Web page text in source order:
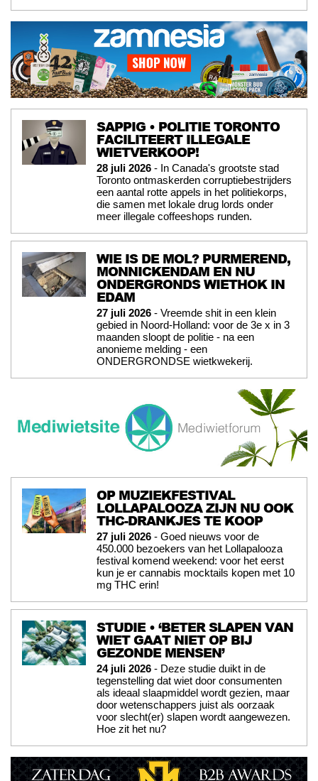
SAPPIG • POLITIE TORONTO
FACILITEERT ILLEGALE
WIETVERKOOP!
28 juli 2026 - In Canada's grootste stad
Toronto ontmaskerden corruptiebestrijders
een aantal rotte appels in het politiekorps,
die samen met lokale drug lords onder
meer illegale coffeeshops runden.
WIE IS DE MOL? PURMEREND,
MONNICKENDAM EN NU
ONDERGRONDS WIETHOK IN
EDAM
27 juli 2026 - Vreemde shit in een klein
gebied in Noord-Holland: voor de 3e x in 3
maanden sloopt de politie - na een
anonieme melding - een
ONDERGRONDSE wietkwekerij.
OP MUZIEKFESTIVAL
LOLLAPALOOZA ZIJN NU OOK
THC-DRANKJES TE KOOP
27 juli 2026 - Goed nieuws voor de
450.000 bezoekers van het Lollapalooza
festival komend weekend: voor het eerst
kun je er cannabis mocktails kopen met 10
mg THC erin!
STUDIE • ‘BETER SLAPEN VAN
WIET GAAT NIET OP BIJ
GEZONDE MENSEN’
24 juli 2026 - Deze studie duikt in de
tegenstelling dat wiet door consumenten
als ideaal slaapmiddel wordt gezien, maar
door wetenschappers juist als oorzaak
voor slecht(er) slapen wordt aangewezen.
Hoe zit het nu?